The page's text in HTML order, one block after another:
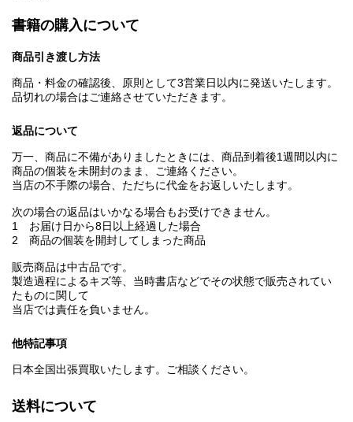
書籍の購入について
商品引き渡し方法
商品・料金の確認後、原則として3営業日以内に発送いたします。
品切れの場合はご連絡させていただきます。
返品について
万一、商品に不備がありましたときには、商品到着後1週間以内に
商品の個装を未開封のまま、ご連絡ください。
当店の不手際の場合、ただちに代金をお返しいたします。
次の場合の返品はいかなる場合もお受けできません。
1 お届け日から8日以上経過した場合
2 商品の個装を開封してしまった商品
販売商品は中古品です。
製造過程によるキズ等、当時書店などでその状態で販売されてい
たものに関して
当店では責任を負いません。
他特記事項
日本全国出張買取いたします。ご相談ください。
送料について